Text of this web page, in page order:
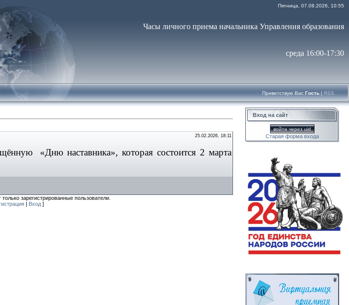
Пятница, 07.08.2026, 10:55
Часы личного приема начальника Управления образования
среда 16:00-17:30
Приветствую Вас Гость | RSS
25.02.2026, 18:11
«Дню наставника», которая состоится 2 марта
зарегистрированные пользователи.
| Вход ]
Вход на сайт
войти через uid
Старая форма входа